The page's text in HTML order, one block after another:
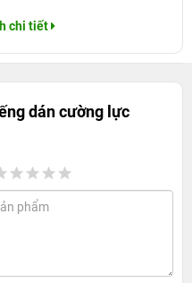
chi tiết
dán cường lực